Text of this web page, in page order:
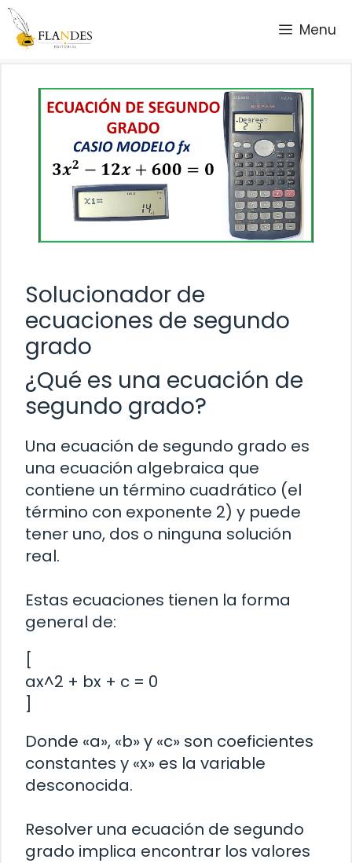
Saltar
contenido
Menu
Solucionador de
ecuaciones de segundo
grado
¿Qué es una ecuación de
segundo grado?
Una ecuación de segundo grado es
una ecuación algebraica que
contiene un término cuadrático (el
término con exponente 2) y puede
tener uno, dos o ninguna solución
real.
Estas ecuaciones tienen la forma
general de:
[
ax^2 + bx + c = 0
]
Donde «a», «b» y «c» son coeficientes
constantes y «x» es la variable
desconocida.
Resolver una ecuación de segundo
grado implica encontrar los valores